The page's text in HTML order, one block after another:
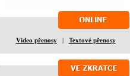
Video přenosy| Textové přenosy